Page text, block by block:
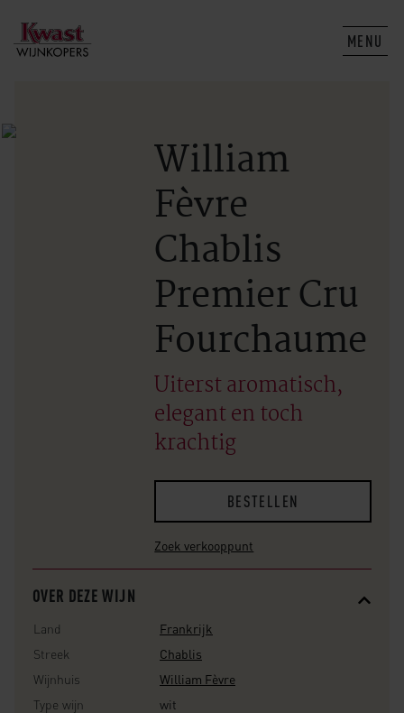
MENU
William
Fèvre
Chablis
Premier Cru
Fourchaume
Uiterst aromatisch,
elegant en toch
krachtig
BESTELLEN
Zoek verkooppunt
OVER DEZE WIJN
Land
Frankrijk
Streek
Chablis
Wijnhuis
William Fèvre
Type wijn
wit